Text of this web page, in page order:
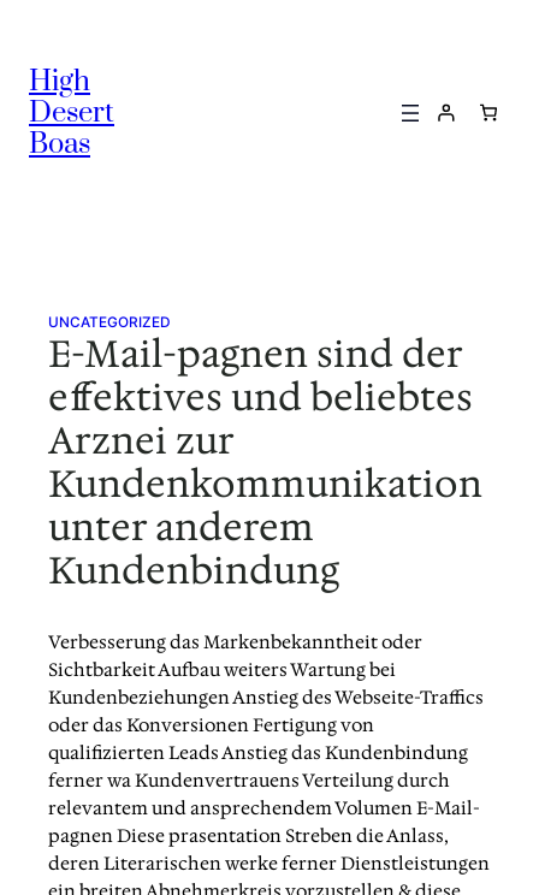
content
High
Desert
Boas
UNCATEGORIZED
E-Mail-pagnen sind der
effektives und beliebtes
Arznei zur
Kundenkommunikation
unter anderem
Kundenbindung
Verbesserung das Markenbekanntheit oder
Sichtbarkeit Aufbau weiters Wartung bei
Kundenbeziehungen Anstieg des Webseite-Traffics
oder das Konversionen Fertigung von
qualifizierten Leads Anstieg das Kundenbindung
ferner wa Kundenvertrauens Verteilung durch
relevantem und ansprechendem Volumen E-Mail-
pagnen Diese prasentation Streben die Anlass,
deren Literarischen werke ferner Dienstleistungen